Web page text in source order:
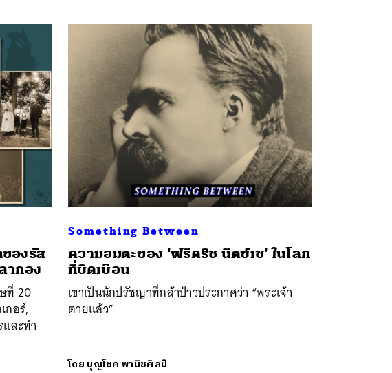
องรัส
ากอง
ที่ 20
กอร์,
ละทำ
Something Between
ความอมตะของ ‘ฟรีดริช นีตซ์เช’ ในโลก
ที่บิดเบือน
เขาเป็นนักปรัชญาที่กล้าป่าวประกาศว่า “พระเจ้า
ตายแล้ว”
โดย บุญโชค พานิชศิลป์